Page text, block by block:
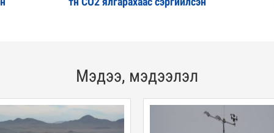
Мэдээ, мэдээлэл